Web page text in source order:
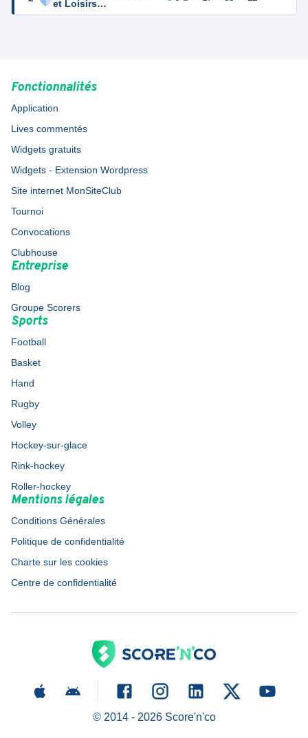
et Loisirs
Rambuvetais
Fonctionnalités
Application
Lives commentés
Widgets gratuits
Widgets - Extension Wordpress
Site internet MonSiteClub
Tournoi
Convocations
Clubhouse
Entreprise
Blog
Groupe Scorers
Sports
Football
Basket
Hand
Rugby
Volley
Hockey-sur-glace
Rink-hockey
Roller-hockey
Mentions légales
Conditions Générales
Politique de confidentialité
Charte sur les cookies
Centre de confidentialité
© 2014 - 2026Score'n'co